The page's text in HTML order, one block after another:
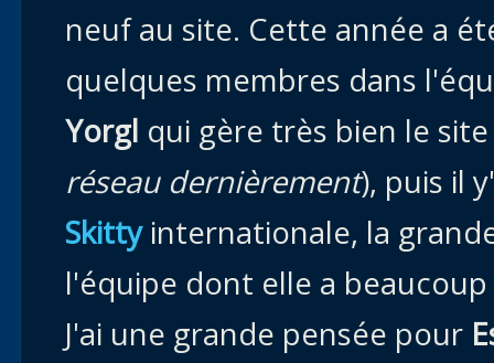
neuf au site. Cette année a
quelques membres dans
Yorgl qui gère très bien le
réseau dernièrement), puis il
Skitty internationale, la
l'équipe dont elle a
J'ai une grande pensée pour